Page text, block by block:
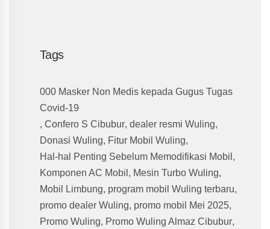
Tags
000 Masker Non Medis kepada Gugus Tugas
Covid-19
, Confero S Cibubur, dealer resmi Wuling,
Donasi Wuling, Fitur Mobil Wuling,
Hal-hal Penting Sebelum Memodifikasi Mobil ,
Komponen AC Mobil , Mesin Turbo Wuling,
Mobil Limbung, program mobil Wuling terbaru,
promo dealer Wuling, promo mobil Mei 2025,
Promo Wuling, Promo Wuling Almaz Cibubur,